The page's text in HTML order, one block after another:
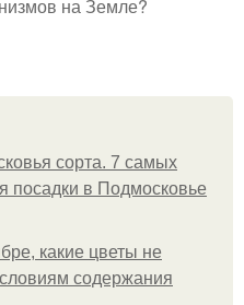
на Земле?
сорта. 7 самых
посадки в Подмосковье
какие цветы не
содержания